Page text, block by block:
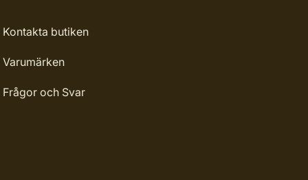
Kontakta butiken
Varumärken
Frågor och Svar